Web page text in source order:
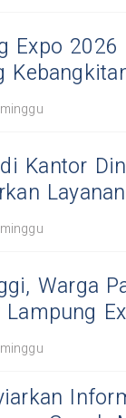
Expo
Kantor
Warga